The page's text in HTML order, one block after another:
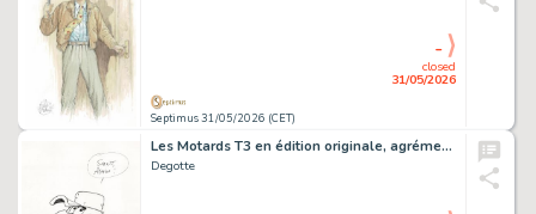
Septimus 31/05/2026 (CET)
closed
31/05/2026
-
Les Motards T3 en édition originale, agrémenté d’une dédicace. Proche de l’état neuf.
Degotte